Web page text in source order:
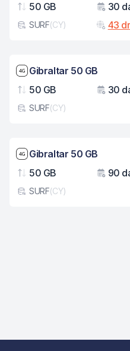
Podaci
50 GB
Važenje
30
Tip eSIM kartice
SURF(CY) 43
Brzina mreže: 4G
Gibraltar 50 GB
Podaci
50 GB
Važenje
30
Tip eSIM kartice
SURF(CY)
Brzina mreže: 4G
Gibraltar 50 GB
Podaci
50 GB
Važenje
90
Tip eSIM kartice
SURF(CY)